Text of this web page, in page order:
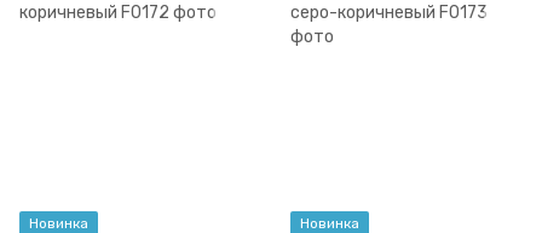
Новинка Новинка